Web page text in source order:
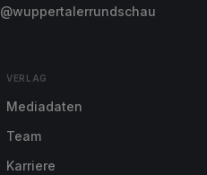
@wuppertalerrundschau
VERLAG
Mediadaten
Team
Karriere